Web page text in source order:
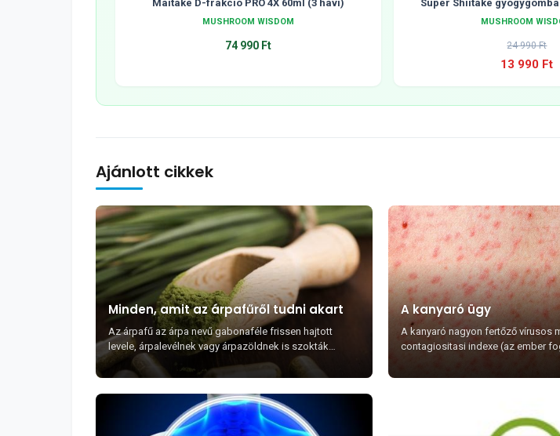
Maitake D-frakció PRO 4X 60ml (3 havi)
MUSHROOM WISDOM
74 990 Ft
Super Shiitake
MUSHROOM
24 990 Ft
13 990 Ft
Ajánlott cikkek
Minden, amit az árpafűről tudni akart
Az árpafű az árpa nevű gabonaféle frissen hajtott
levele, árpalevélnek vagy árpazöldnek is szokták
nevezni. Klorofilt, vitaminokat, ásványi anyagokat, ...
A kanyaró ügy
A kanyaró nagyon fertőző vírusos
contagiositasi indexe (az ember